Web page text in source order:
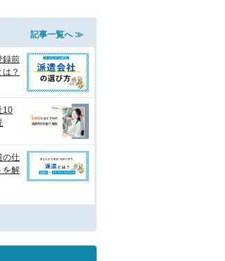
記事一覧へ ≫
録前
？
10
の仕
を解